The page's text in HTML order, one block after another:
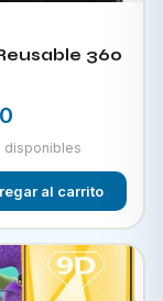
360
disponibles
al carrito